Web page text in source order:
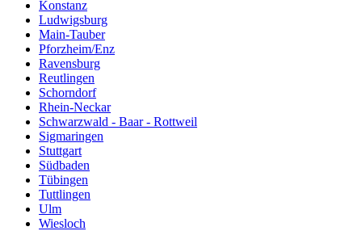
Konstanz
Ludwigsburg
Main-Tauber
Pforzheim/Enz
Ravensburg
Reutlingen
Schorndorf
Rhein-Neckar
Schwarzwald - Baar - Rottweil
Sigmaringen
Stuttgart
Südbaden
Tübingen
Tuttlingen
Ulm
Wiesloch